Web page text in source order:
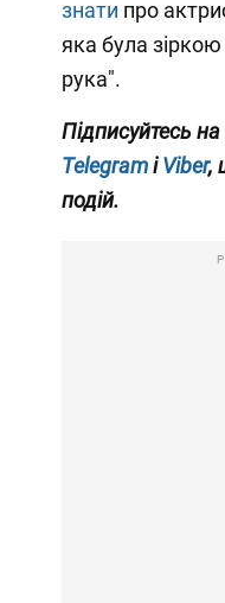
знати про
яка була
рука".
Підписуйтесь
TelegramіViber,
подій.